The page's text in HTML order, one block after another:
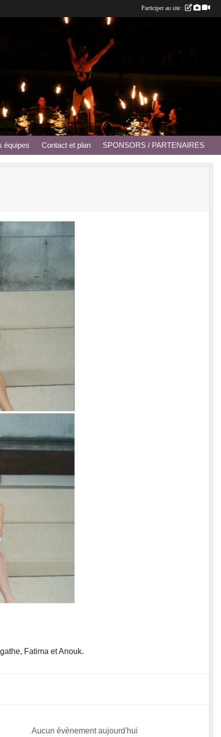
équipes Contact et plan SPONSORS / PARTENAIRES
Fatima et Anouk.
Aucun évènement aujourd'hui
Participer au site :